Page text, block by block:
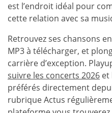
est l’endroit idéal pour
cette relation avec sa
Retrouvez ses chansons
MP3 à télécharger, et
carrière d’exception.
suivre les concerts 2026 et
préférés directement
rubrique Actus